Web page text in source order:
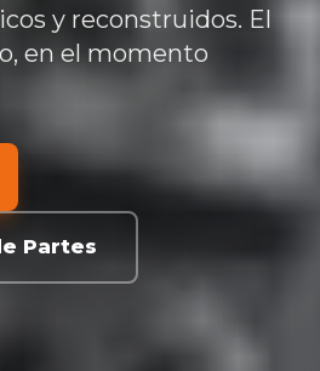
y reconstruidos. El
en el momento
Partes